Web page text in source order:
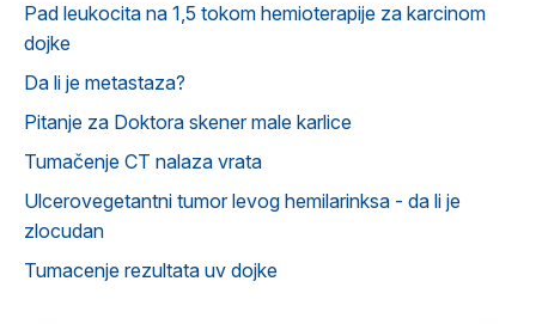
Pad leukocita na 1,5 tokom hemioterapije za karcinom
dojke
Da li je metastaza?
Pitanje za Doktora skener male karlice
Tumačenje CT nalaza vrata
Ulcerovegetantni tumor levog hemilarinksa - da li je
zlocudan
Tumacenje rezultata uv dojke